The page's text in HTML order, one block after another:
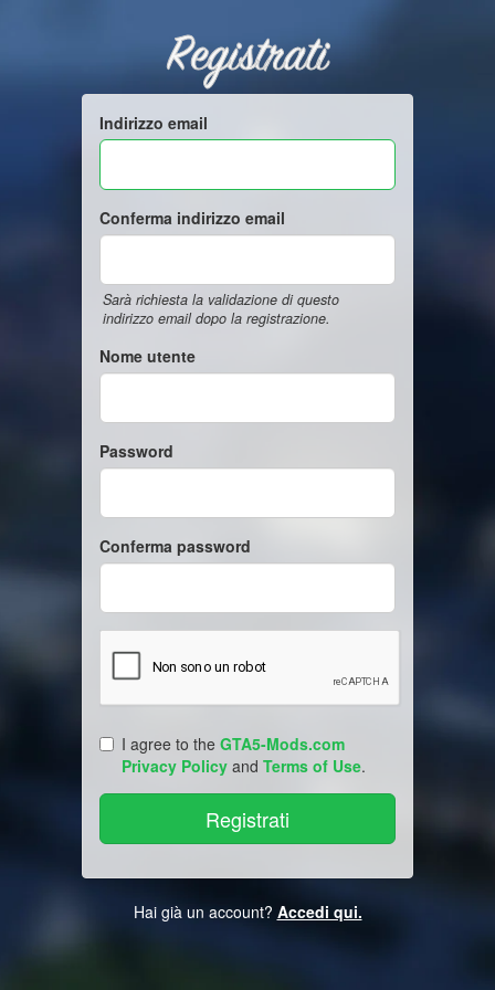
Registrati
Indirizzo email
Conferma indirizzo email
Sarà richiesta la validazione di questo
indirizzo email dopo la registrazione.
Nome utente
Password
Conferma password
I agree to the GTA5-Mods.com
Privacy Policy and Terms of Use.
Hai già un account? Accedi qui.